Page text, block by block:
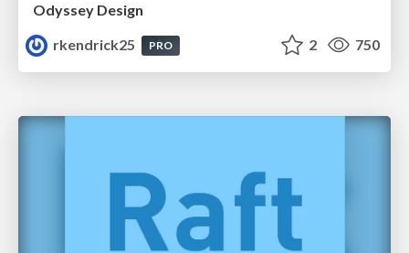
Odyssey Design
rkendrick25
PRO 2 750